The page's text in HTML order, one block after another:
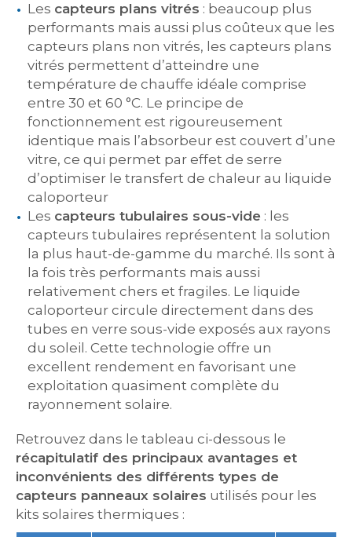
Les capteurs plans vitrés : beaucoup plus
performants mais aussi plus coûteux que les
capteurs plans non vitrés, les capteurs plans
vitrés permettent d’atteindre une
température de chauffe idéale comprise
entre 30 et 60 °C. Le principe de
fonctionnement est rigoureusement
identique mais l’absorbeur est couvert d’une
vitre, ce qui permet par effet de serre
d’optimiser le transfert de chaleur au liquide
caloporteur
Les capteurs tubulaires sous-vide : les
capteurs tubulaires représentent la solution
la plus haut-de-gamme du marché. Ils sont à
la fois très performants mais aussi
relativement chers et fragiles. Le liquide
caloporteur circule directement dans des
tubes en verre sous-vide exposés aux rayons
du soleil. Cette technologie offre un
excellent rendement en favorisant une
exploitation quasiment complète du
rayonnement solaire.
Retrouvez dans le tableau ci-dessous le
récapitulatif des principaux avantages et
inconvénients des différents types de
capteurs panneaux solaires utilisés pour les
kits solaires thermiques :